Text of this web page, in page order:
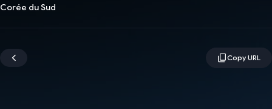
Corée du Sud